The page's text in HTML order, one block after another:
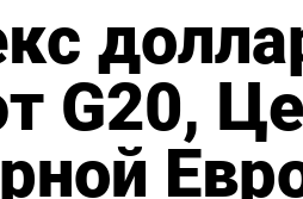
G20,